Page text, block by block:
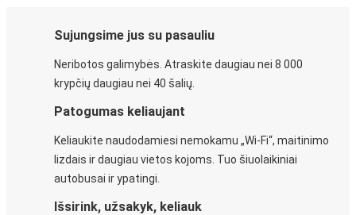
Sujungsime jus su pasauliu
Neribotos galimybės. Atraskite daugiau nei 8 000
krypčių daugiau nei 40 šalių.
Patogumas keliaujant
Keliaukite naudodamiesi nemokamu „Wi-Fi“, maitinimo
lizdais ir daugiau vietos kojoms. Tuo šiuolaikiniai
autobusai ir ypatingi.
Išsirink, užsakyk, keliauk